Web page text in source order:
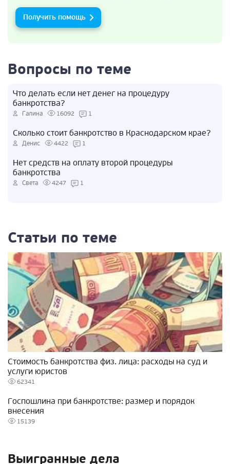
Получить помощь
Вопросы по теме
Что делать если нет денег на процедуру
банкротства?
Галина 16092 1
Сколько стоит банкротство в Краснодарском крае?
Денис 4422 1
Нет средств на оплату второй процедуры
банкротства
Света 4247 1
Статьи по теме
Стоимость банкротства физ. лица: расходы на суд и
услуги юристов
62341
Госпошлина при банкротстве: размер и порядок
внесения
15139
Выигранные дела